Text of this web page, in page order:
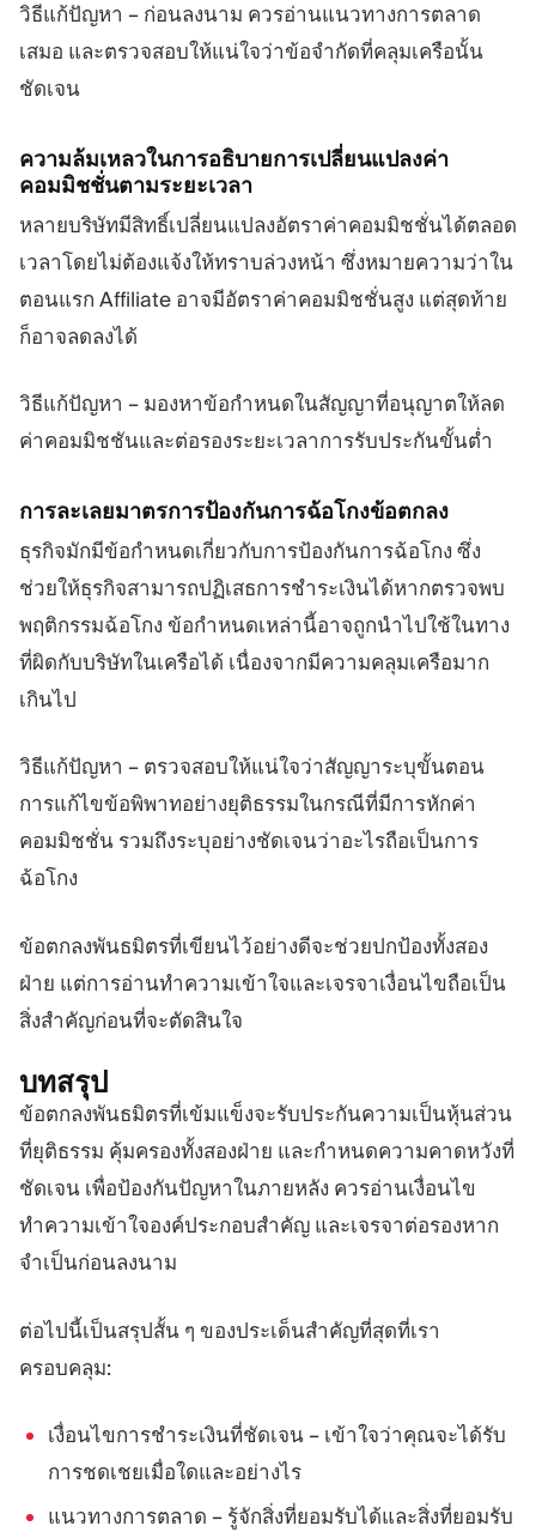
วิธีแก้ปัญหา – ก่อนลงนาม ควรอ่านแนวทางการตลาด
เสมอ และตรวจสอบให้แน่ใจว่าข้อจำกัดที่คลุมเครือนั้น
ชัดเจน
ความล้มเหลวในการอธิบายการเปลี่ยนแปลงค่า
คอมมิชชั่นตามระยะเวลา
หลายบริษัทมีสิทธิ์เปลี่ยนแปลงอัตราค่าคอมมิชชั่นได้ตลอด
เวลาโดยไม่ต้องแจ้งให้ทราบล่วงหน้า ซึ่งหมายความว่าใน
ตอนแรก Affiliate อาจมีอัตราค่าคอมมิชชั่นสูง แต่สุดท้าย
ก็อาจลดลงได้
วิธีแก้ปัญหา – มองหาข้อกำหนดในสัญญาที่อนุญาตให้ลด
ค่าคอมมิชชันและต่อรองระยะเวลาการรับประกันขั้นต่ำ
การละเลยมาตรการป้องกันการฉ้อโกงข้อตกลง
ธุรกิจมักมีข้อกำหนดเกี่ยวกับการป้องกันการฉ้อโกง ซึ่ง
ช่วยให้ธุรกิจสามารถปฏิเสธการชำระเงินได้หากตรวจพบ
พฤติกรรมฉ้อโกง ข้อกำหนดเหล่านี้อาจถูกนำไปใช้ในทาง
ที่ผิดกับบริษัทในเครือได้ เนื่องจากมีความคลุมเครือมาก
เกินไป
วิธีแก้ปัญหา – ตรวจสอบให้แน่ใจว่าสัญญาระบุขั้นตอน
การแก้ไขข้อพิพาทอย่างยุติธรรมในกรณีที่มีการหักค่า
คอมมิชชั่น รวมถึงระบุอย่างชัดเจนว่าอะไรถือเป็นการ
ฉ้อโกง
ข้อตกลงพันธมิตรที่เขียนไว้อย่างดีจะช่วยปกป้องทั้งสอง
ฝ่าย แต่การอ่านทำความเข้าใจและเจรจาเงื่อนไขถือเป็น
สิ่งสำคัญก่อนที่จะตัดสินใจ
บทสรุป
ข้อตกลงพันธมิตรที่เข้มแข็งจะรับประกันความเป็นหุ้นส่วน
ที่ยุติธรรม คุ้มครองทั้งสองฝ่าย และกำหนดความคาดหวังที่
ชัดเจน เพื่อป้องกันปัญหาในภายหลัง ควรอ่านเงื่อนไข
ทำความเข้าใจองค์ประกอบสำคัญ และเจรจาต่อรองหาก
จำเป็นก่อนลงนาม
ต่อไปนี้เป็นสรุปสั้น ๆ ของประเด็นสำคัญที่สุดที่เรา
ครอบคลุม:
เงื่อนไขการชำระเงินที่ชัดเจน – เข้าใจว่าคุณจะได้รับ
การชดเชยเมื่อใดและอย่างไร
แนวทางการตลาด – รู้จักสิ่งที่ยอมรับได้และสิ่งที่ยอมรับ